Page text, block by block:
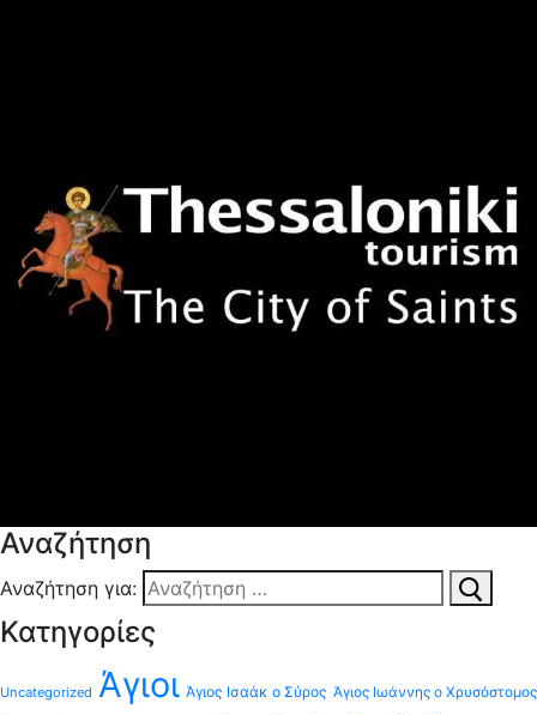
Αναζήτηση
Αναζήτηση για:
Κατηγορίες
Uncategorized Άγιοι Άγιος Ισαάκ ο Σύρος Άγιος Ιωάννης ο Χρυσόστομος